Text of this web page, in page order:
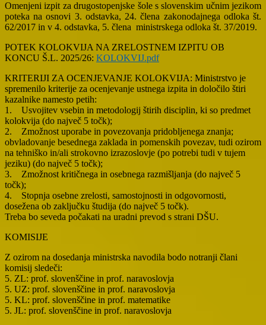
Omenjeni izpit za drugostopenjske šole s slovenskim učnim jezikom
poteka na osnovi 3. odstavka, 24. člena zakonodajnega odloka št.
62/2017 in v 4. odstavka, 5. člena ministrskega odloka št. 37/2019.
POTEK KOLOKVIJA NA ZRELOSTNEM IZPITU OB
KONCU Š.L. 2025/26: KOLOKVIJ.pdf
KRITERIJI ZA OCENJEVANJE KOLOKVIJA: Ministrstvo je
spremenilo kriterije za ocenjevanje ustnega izpita in določilo štiri
kazalnike namesto petih:
1. Usvojitev vsebin in metodologij štirih disciplin, ki so predmet
kolokvija (do največ 5 točk);
2. Zmožnost uporabe in povezovanja pridobljenega znanja;
obvladovanje besednega zaklada in pomenskih povezav, tudi ozirom
na tehniško in/ali strokovno izrazoslovje (po potrebi tudi v tujem
jeziku) (do največ 5 točk);
3. Zmožnost kritičnega in osebnega razmišljanja (do največ 5
točk);
4. Stopnja osebne zrelosti, samostojnosti in odgovornosti,
dosežena ob zaključku študija (do največ 5 točk).
Treba bo seveda počakati na uradni prevod s strani DŠU.
KOMISIJE
Z ozirom na dosedanja ministrska navodila bodo notranji člani
komisij sledeči:
5. ZL: prof. slovenščine in prof. naravoslovja
5. UZ: prof. slovenščine in prof. naravoslovja
5. KL: prof. slovenščine in prof. matematike
5. JL: prof. slovenščine in prof. naravoslovja